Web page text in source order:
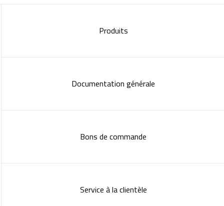
Produits
Documentation générale
Bons de commande
Service à la clientèle